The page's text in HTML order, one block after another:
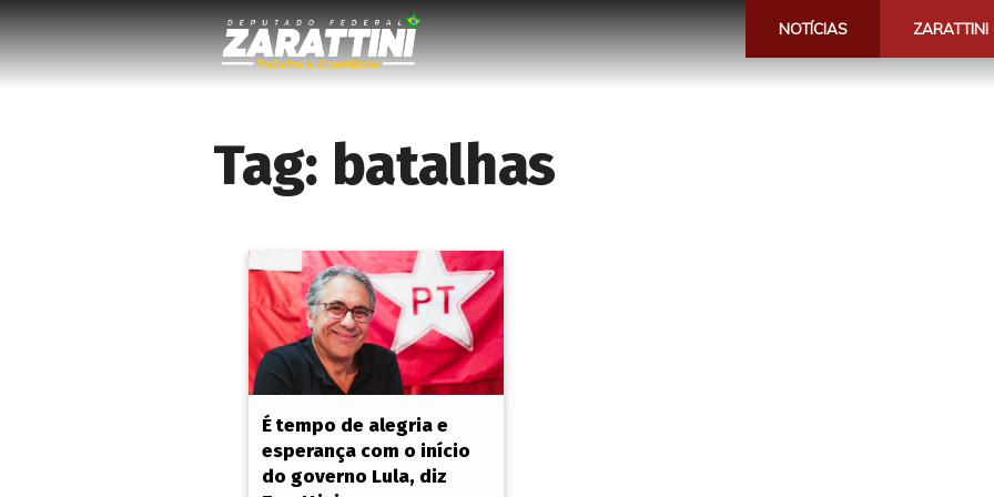
NOTÍCIAS ZARATTINI
Tag: batalhas
É tempo de alegria e
esperança com o início
do governo Lula, diz